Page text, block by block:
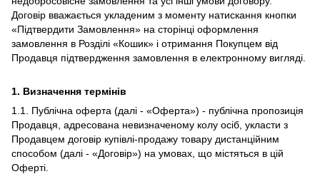
Договір вважається укладеним з моменту натискання кнопки
«Підтвердити Замовлення» на сторінці оформлення
замовлення в Розділі «Кошик» і отримання Покупцем від
Продавця підтвердження замовлення в електронному вигляді.
1. Визначення термінів
1.1. Публічна оферта (далі - «Оферта») - публічна пропозиція
Продавця, адресована невизначеному колу осіб, укласти з
Продавцем договір купівлі-продажу товару дистанційним
способом (далі - «Договір») на умовах, що містяться в цій
Оферті.